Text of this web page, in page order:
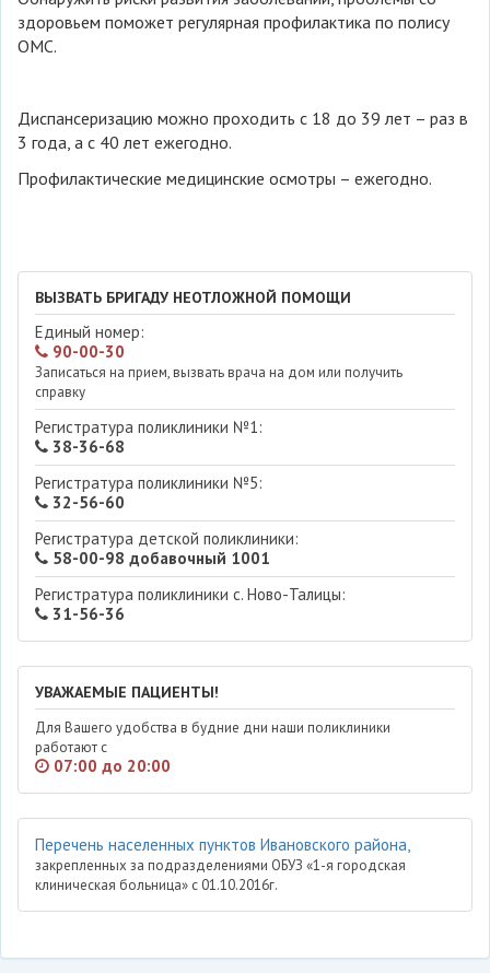
здоровьем поможет регулярная профилактика по полису
ОМС.
Диспансеризацию можно проходить с 18 до 39 лет – раз в
3 года, а с 40 лет ежегодно.
Профилактические медицинские осмотры – ежегодно.
ВЫЗВАТЬ БРИГАДУ НЕОТЛОЖНОЙ ПОМОЩИ
Единый номер:
90-00-30
Записаться на прием, вызвать врача на дом или получить
справку
Регистратура поликлиники №1:
38-36-68
Регистратура поликлиники №5:
32-56-60
Регистратура детской поликлиники:
58-00-98 добавочный 1001
Регистратура поликлиники с. Ново-Талицы:
31-56-36
УВАЖАЕМЫЕ ПАЦИЕНТЫ!
Для Вашего удобства в будние дни наши поликлиники
работают с
07:00 до 20:00
Перечень населенных пунктов Ивановского района,
закрепленных за подразделениями ОБУЗ «1-я городская
клиническая больница» с 01.10.2016г.